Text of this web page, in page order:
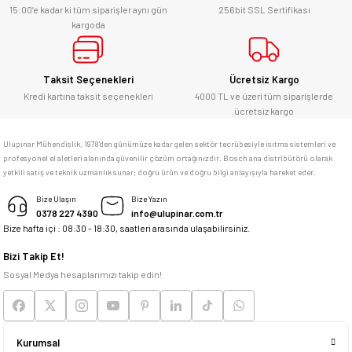
alabilirsiniz.
E... Ü... | 10/06/2026
Bosch marka alet alacaksam kesinlikle
adresim Ulupınar.com.tr
memnun kaldım
Deneyimini Paylaş
15:00’e kadar ki tüm siparişler aynı gün
kargoda
256bit SSL Sertifikası
Taksit Seçenekleri
Kredi kartına taksit seçenekleri
Ücretsiz Kargo
4000 TL ve üzeri tüm siparişlerde
ücretsiz kargo
Ulupınar Mühendislik, 1978'den günümüze kadar gelen sektör tecrübesiyle ısıtma sistemleri ve
profesyonel el aletleri alanında güvenilir çözüm ortağınızdır. Bosch ana distribütörü olarak
yetkili satış ve teknik uzmanlık sunar; doğru ürün ve doğru bilgi anlayışıyla hareket eder.
Bize Ulaşın
0378 227 4390
Bize Yazın
info@ulupinar.com.tr
Bize hafta içi : 08:30 - 18:30, saatleri arasında ulaşabilirsiniz.
Bizi Takip Et!
Sosyal Medya hesaplarımızı takip edin!
Kurumsal